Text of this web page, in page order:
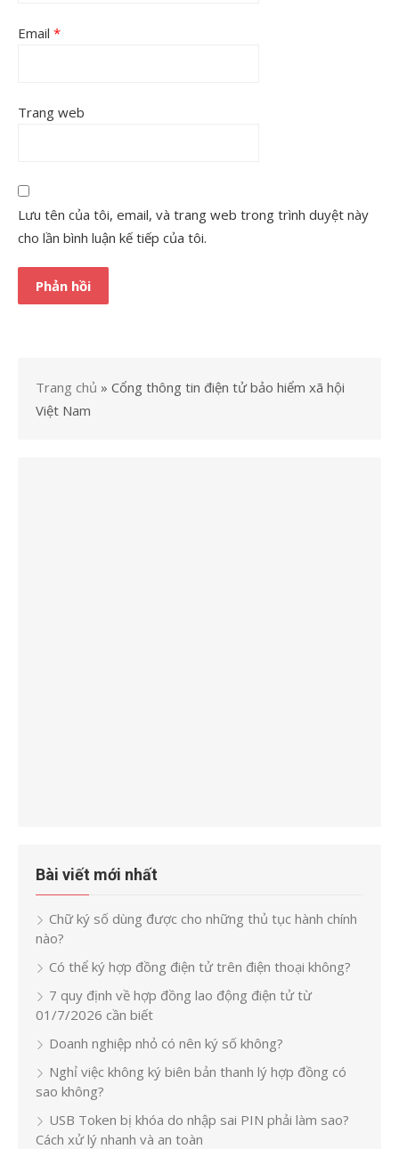
Email *
Trang web
Lưu tên của tôi, email, và trang web trong trình duyệt này
cho lần bình luận kế tiếp của tôi.
Trang chủ » Cổng thông tin điện tử bảo hiểm xã hội
Việt Nam
Bài viết mới nhất
Chữ ký số dùng được cho những thủ tục hành chính
nào?
Có thể ký hợp đồng điện tử trên điện thoại không?
7 quy định về hợp đồng lao động điện tử từ
01/7/2026 cần biết
Doanh nghiệp nhỏ có nên ký số không?
Nghỉ việc không ký biên bản thanh lý hợp đồng có
sao không?
USB Token bị khóa do nhập sai PIN phải làm sao?
Cách xử lý nhanh và an toàn